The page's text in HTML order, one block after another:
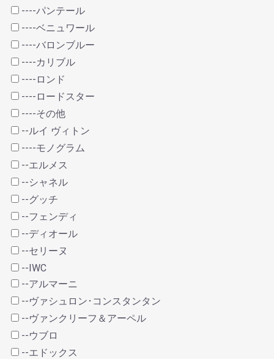
----パンテール
----ベニュワール
----バロンブルー
----カリブル
----ロンド
----ロードスター
----その他
--ルイ ヴィトン
----モノグラム
--エルメス
--シャネル
--グッチ
--フェンディ
--ディオール
--セリーヌ
--IWC
--アルマーニ
--ヴァシュロン･コンスタンタン
--ヴァンクリーフ＆アーペル
--ウブロ
--エドックス